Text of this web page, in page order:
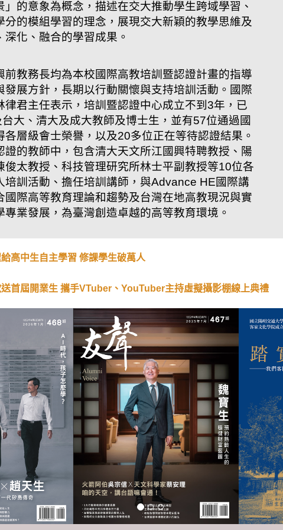
」的意象為概念，描述在交大推動學生跨域學習、
分的模組學習的理念，展現交大新穎的教學思維及
化、融合的學習成果。
前教務長均為本校國際高教培訓暨認證計畫的指導
發展方針，長期以行動關懷與支持培訓活動。國際
律君主任表示，培訓暨認證中心成立不到3年，已
大、清大及成大教師及博士生，並有57位通過國
各層級會士榮譽，以及20多位正在等待認證結果。
證的教師中，包含清大天文所江國興特聘教授、陽
俊太教授、科技管理研究所林士平副教授等10位各
培訓活動、擔任培訓講師，與Advance HE國際講
國際高等教育理論和趨勢及台灣在地高教現況與實
業發展，為臺灣創造卓越的高等教育環境。
高中生自主學習 修課學生破萬人
首屆開業生 攜手VTuber、YouTuber主持虛擬攝影棚線上典禮